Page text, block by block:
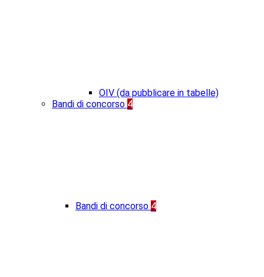
OIV (da pubblicare in tabelle)
Bandi di concorso 4
Bandi di concorso 4